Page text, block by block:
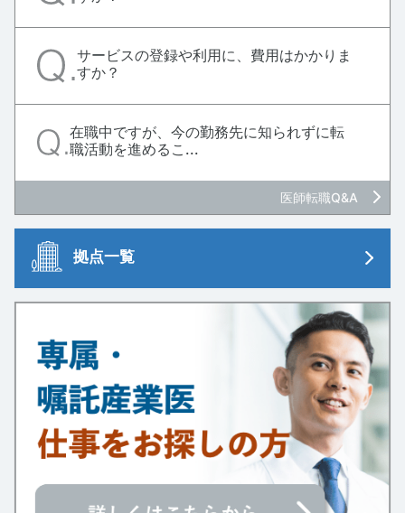
サービスの登録や利用に、費用はかかりま
すか？
在職中ですが、今の勤務先に知られずに転
職活動を進めるこ...
医師転職Q&A
拠点一覧